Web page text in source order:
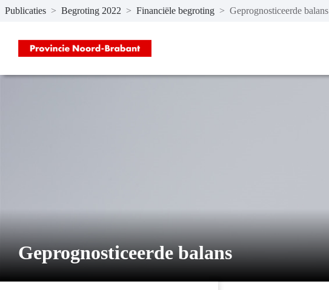
Naar hoofdinhoud
Publicaties > Begroting 2022 > Financiële begroting > Geprognosticeerde balans
Geprognosticeerde balans